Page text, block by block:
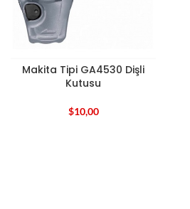
Makita Tipi GA4530 Dişli
Kutusu
$10,00